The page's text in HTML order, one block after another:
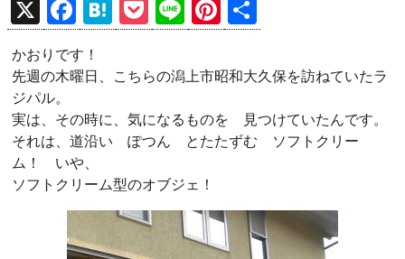
X
F
a
ce
o
o
k
H
at
e
a
P
o
ck
Li
n
e
Pi
nt
er
t
有
かおりです！
先週の木曜日、こちらの潟上市昭和大久保を訪ねていたラ
ジパル。
実は、その時に、気になるものを 見つけていたんです。
それは、道沿い ぽつん とたたずむ ソフトクリー
ム！ いや、
ソフトクリーム型のオブジェ！